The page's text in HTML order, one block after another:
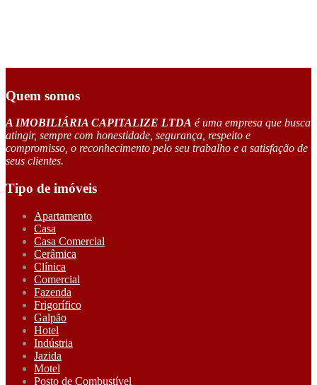
Quem somos
A IMOBILIÁRIA CAPITALIZE LTDA é uma empresa que busca
atingir, sempre com honestidade, segurança, respeito e
compromisso, o reconhecimento pelo seu trabalho e a satisfação de
seus clientes.
Tipo de imóveis
Apartamento
Casa
Casa Comercial
Cerâmica
Clínica
Comercial
Fazenda
Frigorífico
Galpão
Hotel
Indústria
Jazida
Motel
Posto de Combustível